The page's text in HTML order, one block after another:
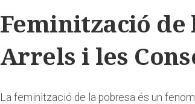
Feminització de
Arrels i les
La feminització de la pobresa​ és ⁣un